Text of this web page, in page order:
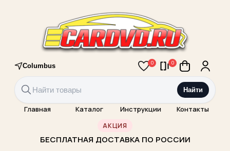
Columbus 0 0
Найти
Главная Каталог Инструкции Контакты
АКЦИЯ
БЕСПЛАТНАЯ ДОСТАВКА ПО РОССИИ